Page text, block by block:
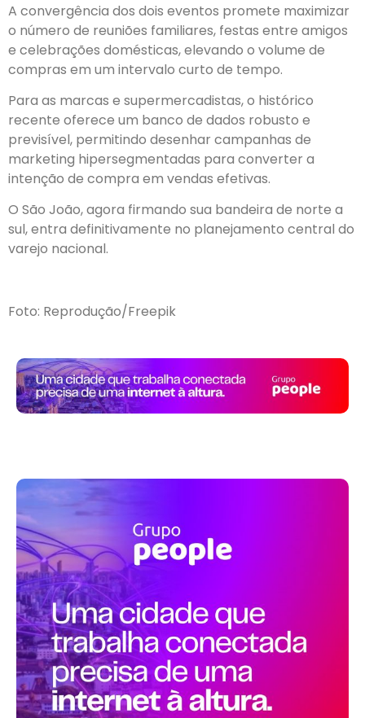
A convergência dos dois eventos promete maximizar
o número de reuniões familiares, festas entre amigos
e celebrações domésticas, elevando o volume de
compras em um intervalo curto de tempo.
Para as marcas e supermercadistas, o histórico
recente oferece um banco de dados robusto e
previsível, permitindo desenhar campanhas de
marketing hipersegmentadas para converter a
intenção de compra em vendas efetivas.
O São João, agora firmando sua bandeira de norte a
sul, entra definitivamente no planejamento central do
varejo nacional.
Foto: Reprodução/Freepik